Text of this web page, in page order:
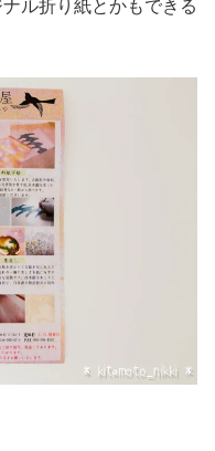
ル折り紙とかもできる